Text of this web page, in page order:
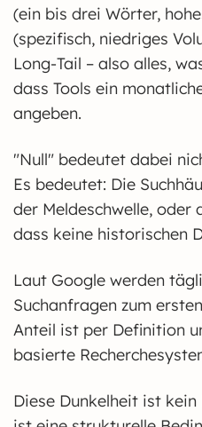
(ein bis drei Wörter,
(spezifisch, niedriges
Long-Tail – also alles,
dass Tools ein
angeben.
"Null" bedeutet dabei
Es bedeutet: Die
der Meldeschwelle, oder
dass keine historischen
Laut Google werden
Suchanfragen zum
Anteil ist per Definition
basierte
Diese Dunkelheit ist